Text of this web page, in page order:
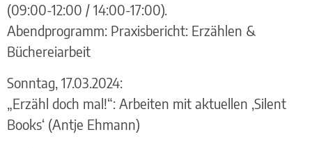
(09:00-12:00 / 14:00-17:00).
Abendprogramm: Praxisbericht: Erzählen &
Büchereiarbeit
Sonntag, 17.03.2024:
„Erzähl doch mal!“: Arbeiten mit aktuellen ‚Silent
Books‘ (Antje Ehmann)